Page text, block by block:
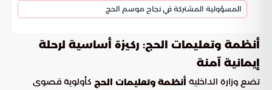
المسؤولية المشتركة في نجاح موسم الحج
أنظمة وتعليمات الحج: ركيزة أساسية لرحلة
إيمانية آمنة
تضع وزارة الداخلية أنظمة وتعليمات الحج كأولوية قصوى